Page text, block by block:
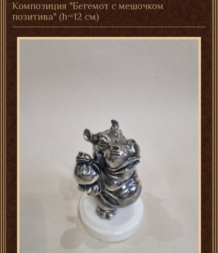
Композиция "Бегемот с мешочком
позитива" (h=12 см)